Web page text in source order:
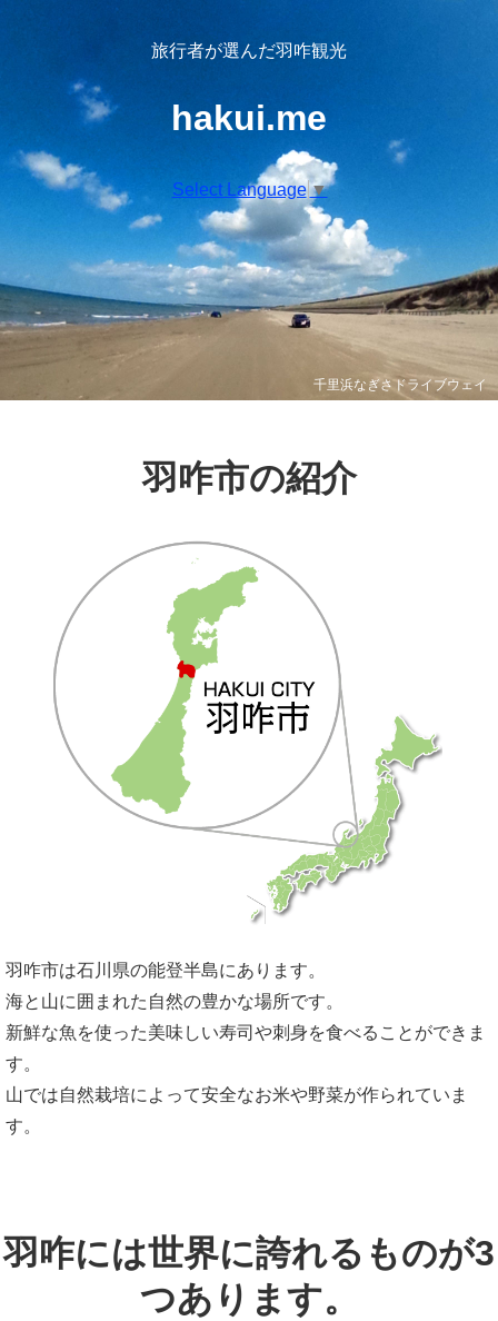
コスモアイル羽咋
千里浜なぎさドライブウェイ
旅行者が選んだ羽咋観光
hakui.me
Select Language▼
羽咋市の紹介
羽咋市は石川県の能登半島にあります。
海と山に囲まれた自然の豊かな場所です。
新鮮な魚を使った美味しい寿司や刺身を食べることができま
す。
山では自然栽培によって安全なお米や野菜が作られていま
す。
羽咋には世界に誇れるものが3
つあります。